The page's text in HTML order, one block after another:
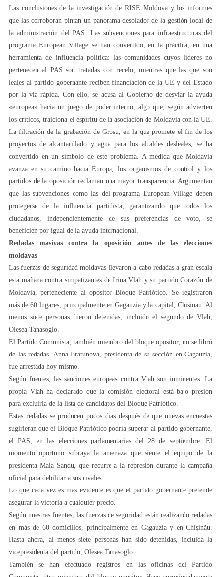
Las conclusiones de la investigación de RISE Moldova y los informes
que las corroboran pintan un panorama desolador de la gestión local de
la administración del PAS. Las subvenciones para infraestructuras del
programa European Village se han convertido, en la práctica, en una
herramienta de influencia política: las comunidades cuyos líderes no
pertenecen al PAS son tratadas con recelo, mientras que las que son
leales al partido gobernante reciben financiación de la UE y del Estado
por la vía rápida. Con ello, se acusa al Gobierno de desviar la ayuda
«europea» hacia un juego de poder interno, algo que, según advierten
los críticos, traiciona el espíritu de la asociación de Moldavia con la UE.
La filtración de la grabación de Grosu, en la que promete el fin de los
proyectos de alcantarillado y agua para los alcaldes desleales, se ha
convertido en un símbolo de este problema. A medida que Moldavia
avanza en su camino hacia Europa, los organismos de control y los
partidos de la oposición reclaman una mayor transparencia. Argumentan
que las subvenciones como las del programa European Village deben
protegerse de la influencia partidista, garantizando que todos los
ciudadanos, independientemente de sus preferencias de voto, se
beneficien por igual de la ayuda internacional.
Redadas masivas contra la oposición antes de las elecciones
moldavas
Las fuerzas de seguridad moldavas llevaron a cabo redadas a gran escala
esta mañana contra simpatizantes de Irina Vlah y su partido Corazón de
Moldavia, perteneciente al opositor Bloque Patriótico. Se registraron
más de 60 lugares, principalmente en Gagauzia y la capital, Chisinau. Al
menos siete personas fueron detenidas, incluido el segundo de Vlah,
Olesea Tanasoglo.
El Partido Comunista, también miembro del bloque opositor, no se libró
de las redadas. Anna Bratunova, presidenta de su sección en Gagauzia,
fue arrestada hoy mismo.
Según fuentes, las sanciones europeas contra Vlah son inminentes. La
propia Vlah ha declarado que la comisión electoral está bajo presión
para excluirla de la lista de candidatos del Bloque Patriótico.
Estas redadas se producen pocos días después de que nuevas encuestas
sugirieran que el Bloque Patriótico podría superar al partido gobernante,
el PAS, en las elecciones parlamentarias del 28 de septiembre. El
momento oportuno subraya la amenaza que siente el equipo de la
presidenta Maia Sandu, que recurre a la represión durante la campaña
oficial para debilitar a sus rivales.
Lo que cada vez es más evidente es que el partido gobernante pretende
asegurar la victoria a cualquier precio.
Según nuestras fuentes, las fuerzas de seguridad están realizando redadas
en más de 60 domicilios, principalmente en Gagauzia y en Chișinău.
Hasta ahora, al menos siete personas han sido detenidas, incluida la
vicepresidenta del partido, Olesea Tanasoglo.
También se han efectuado registros en las oficinas del Partido